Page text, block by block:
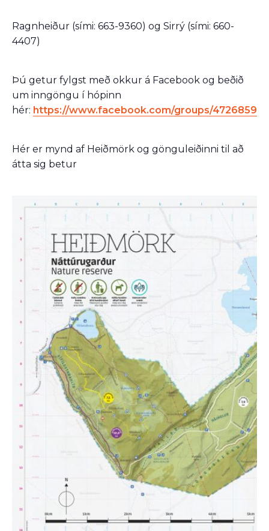
Ragnheiður (sími: 663-9360) og Sirrý (sími: 660-
4407)
Þú getur fylgst með okkur á Facebook og beðið
um inngöngu í hópinn
hér: https://www.facebook.com/groups/
Hér er mynd af Heiðmörk og gönguleiðinni til að
átta sig betur